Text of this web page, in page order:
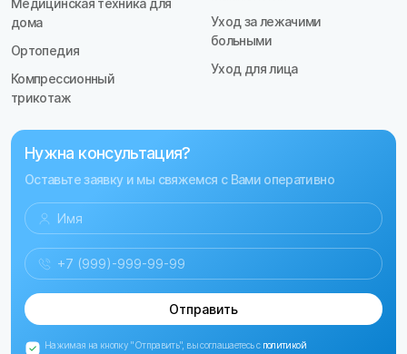
Медицинская техника для
дома
Ортопедия
Компрессионный
трикотаж
Уход за лежачими
больными
Уход для лица
Нужна консультация?
Оставьте заявку и мы свяжемся с Вами оперативно
Отправить
Нажимая на кнопку "Отправить", вы соглашаетесь с политикой